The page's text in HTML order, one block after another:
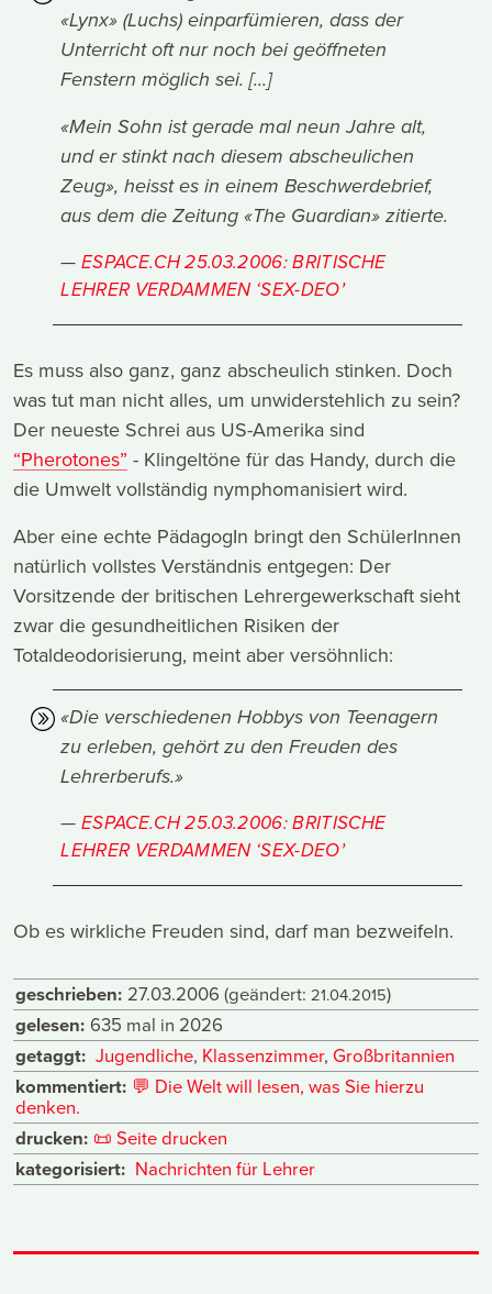
«Lynx» (Luchs) einparfümieren, dass der
Unterricht oft nur noch bei geöffneten
Fenstern möglich sei. [...]
«Mein Sohn ist gerade mal neun Jahre alt,
und er stinkt nach diesem abscheulichen
Zeug», heisst es in einem Beschwerdebrief,
aus dem die Zeitung «The Guardian» zitierte.
ESPACE.CH 25.03.2006: BRITISCHE
LEHRER VERDAMMEN ‘SEX-DEO’
Es muss also ganz, ganz abscheulich stinken. Doch
was tut man nicht alles, um unwiderstehlich zu sein?
Der neueste Schrei aus US-Amerika sind
“Pherotones” - Klingeltöne für das Handy, durch die
die Umwelt vollständig nymphomanisiert wird.
Aber eine echte PädagogIn bringt den SchülerInnen
natürlich vollstes Verständnis entgegen: Der
Vorsitzende der britischen Lehrergewerkschaft sieht
zwar die gesundheitlichen Risiken der
Totaldeodorisierung, meint aber versöhnlich:
«Die verschiedenen Hobbys von Teenagern
zu erleben, gehört zu den Freuden des
Lehrerberufs.»
ESPACE.CH 25.03.2006: BRITISCHE
LEHRER VERDAMMEN ‘SEX-DEO’
Ob es wirkliche Freuden sind, darf man bezweifeln.
geschrieben: 27.03.2006 (geändert: 21.04.2015)
gelesen: 635 mal in 2026
getaggt: Jugendliche, Klassenzimmer, Großbritannien
kommentiert: 💬 Die Welt will lesen, was Sie hierzu
denken.
drucken: 📜 Seite drucken
kategorisiert: Nachrichten für Lehrer